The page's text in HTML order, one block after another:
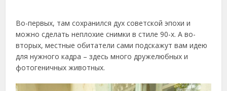
Во-первых, там сохранился дух советской эпохи и
можно сделать неплохие снимки в стиле 90-х. А во-
вторых, местные обитатели сами подскажут вам идею
для нужного кадра – здесь много дружелюбных и
фотогеничных животных.